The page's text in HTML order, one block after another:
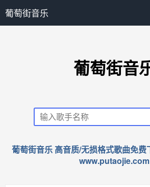
葡萄街音乐
葡萄街音
葡萄街音乐 高音质/无损格式歌曲免费
www.putaojie.com